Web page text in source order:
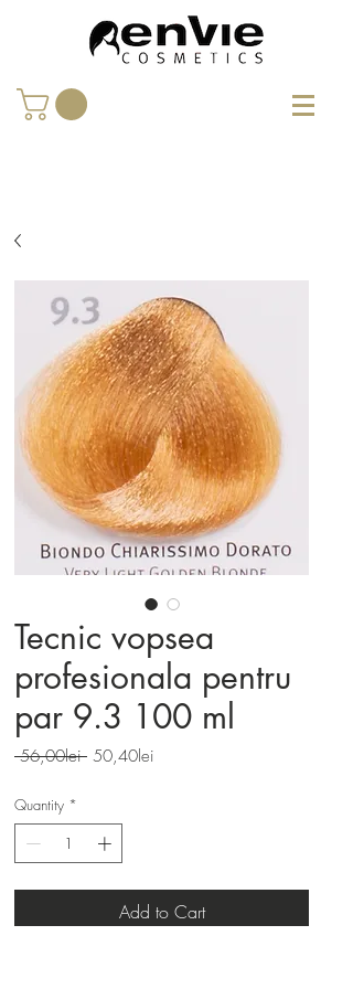
Tecnic vopsea
profesionala pentru
par 9.3 100 ml
56,00lei Regular
50,40lei
Quantity *
Add to Cart